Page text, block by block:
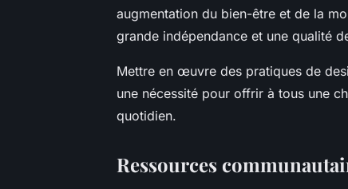
augmentation du bien-être et de la
grande indépendance et une qualité
Mettre en œuvre des pratiques de
une nécessité pour offrir à tous une
quotidien.
Ressources